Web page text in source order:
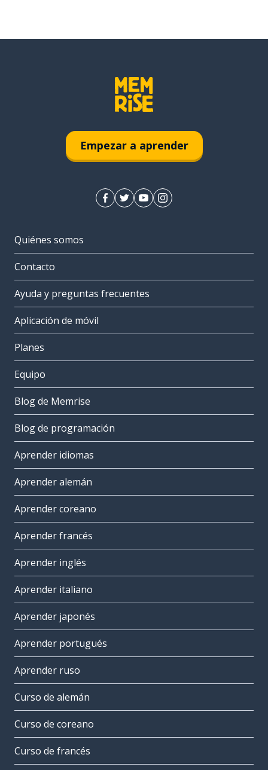
Empezar a aprender
Quiénes somos
Contacto
Ayuda y preguntas frecuentes
Aplicación de móvil
Planes
Equipo
Blog de Memrise
Blog de programación
Aprender idiomas
Aprender alemán
Aprender coreano
Aprender francés
Aprender inglés
Aprender italiano
Aprender japonés
Aprender portugués
Aprender ruso
Curso de alemán
Curso de coreano
Curso de francés